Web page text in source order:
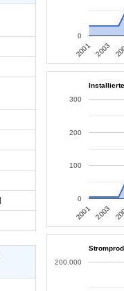
2001 2003
0
2001 2003
0
100
200
300
200.000